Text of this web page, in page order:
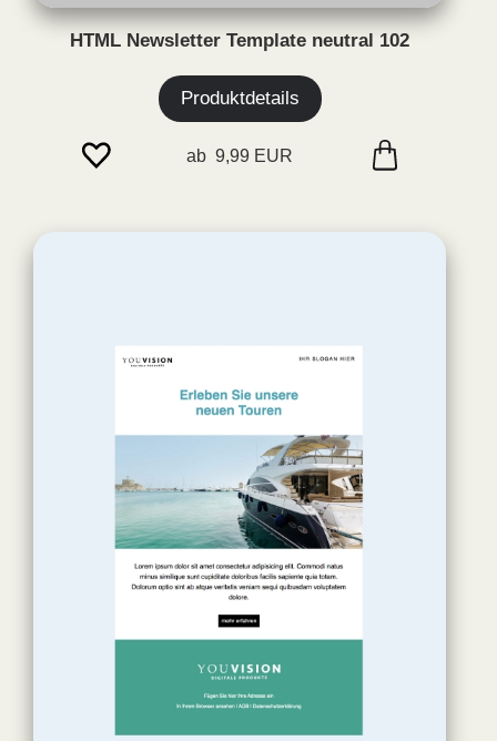
HTML Newsletter Template neutral 102
Produktdetails
ab 9,99 EUR